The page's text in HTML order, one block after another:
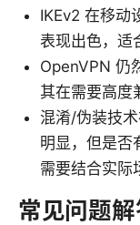
IKEv2 在移动
表现出色，适
OpenVPN 仍
其在需要高度
混淆/伪装技
明显，但是否
需要结合实际
常见问题解